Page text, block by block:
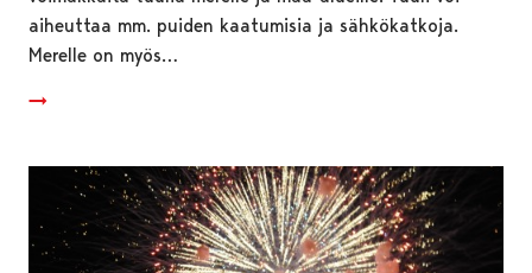
aiheuttaa mm. puiden kaatumisia ja sähkökatkoja.
Merelle on myös…